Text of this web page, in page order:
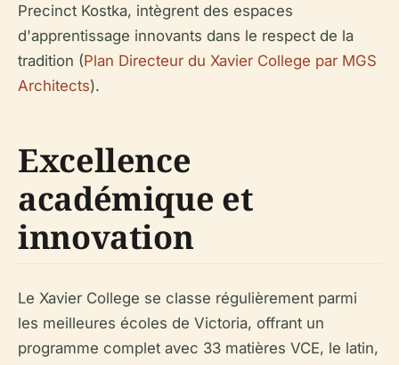
Precinct Kostka, intègrent des espaces
d'apprentissage innovants dans le respect de la
tradition (Plan Directeur du Xavier College par MGS
Architects).
Excellence
académique et
innovation
Le Xavier College se classe régulièrement parmi
les meilleures écoles de Victoria, offrant un
programme complet avec 33 matières VCE, le latin,